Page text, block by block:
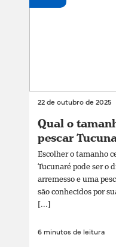
22 de outubro de 2025
Qual o
pescar
Escolher o tamanho
Tucunaré pode ser o
arremesso e uma
são conhecidos por
[...]
6 minutos de leitura